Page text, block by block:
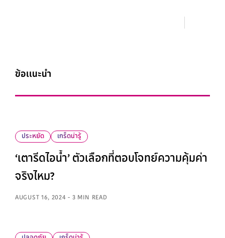
ข้อเเนะนำ
ประหยัด เกร็ดน่ารู้
‘เตารีดไอน้ำ’ ตัวเลือกที่ตอบโจทย์ความคุ้มค่า
จริงไหม?
AUGUST 16, 2024 - 3 MIN READ